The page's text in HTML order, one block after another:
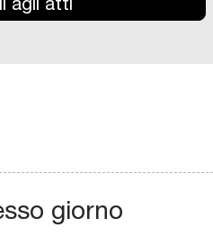
giorno